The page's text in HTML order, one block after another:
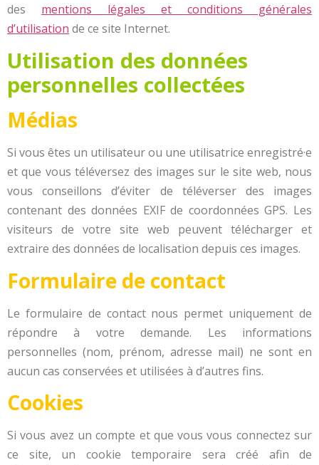
des mentions légales et conditions générales
d’utilisation de ce site Internet.
Utilisation des données
personnelles collectées
Médias
Si vous êtes un utilisateur ou une utilisatrice enregistré·e
et que vous téléversez des images sur le site web, nous
vous conseillons d’éviter de téléverser des images
contenant des données EXIF de coordonnées GPS. Les
visiteurs de votre site web peuvent télécharger et
extraire des données de localisation depuis ces images.
Formulaire de contact
Le formulaire de contact nous permet uniquement de
répondre à votre demande. Les informations
personnelles (nom, prénom, adresse mail) ne sont en
aucun cas conservées et utilisées à d’autres fins.
Cookies
Si vous avez un compte et que vous vous connectez sur
ce site, un cookie temporaire sera créé afin de